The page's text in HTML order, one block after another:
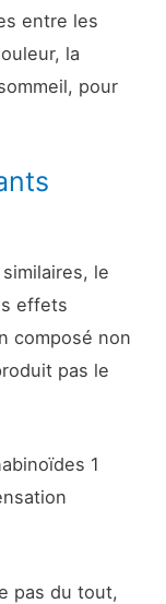
entre les
la
pour
le
effets
composé non
pas le
1
pas du tout,